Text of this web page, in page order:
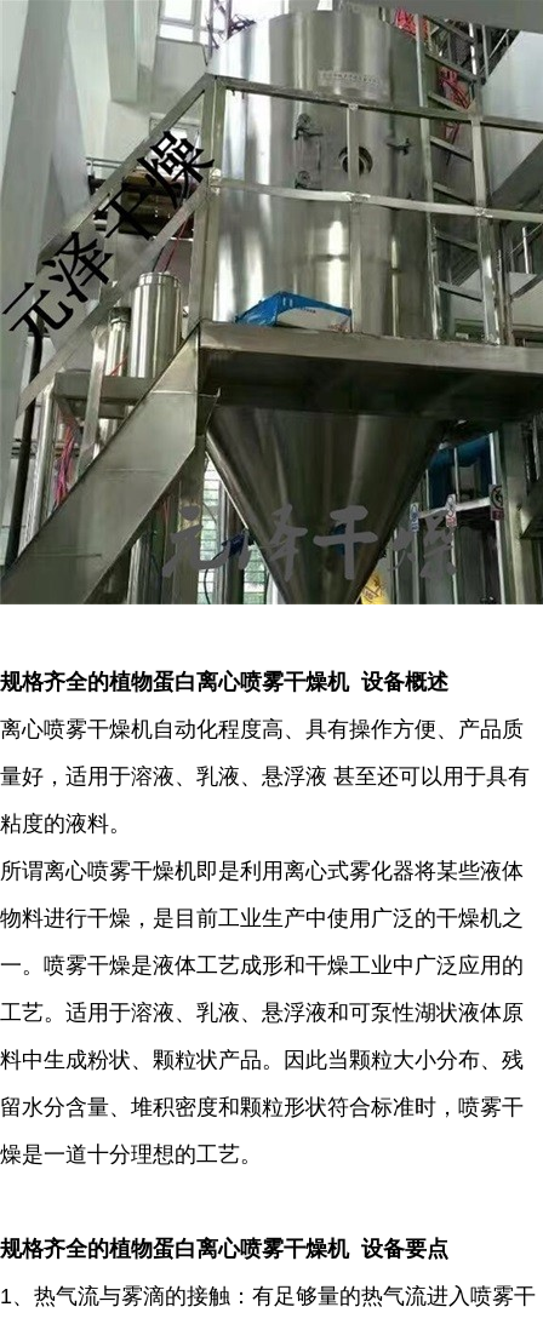
规格齐全的植物蛋白离心喷雾干燥机 设备概述
离心喷雾干燥机自动化程度高、具有操作方便、产品质
量好，适用于溶液、乳液、悬浮液 甚至还可以用于具有
粘度的液料。
所谓离心喷雾干燥机即是利用离心式雾化器将某些液体
物料进行干燥，是目前工业生产中使用广泛的干燥机之
一。喷雾干燥是液体工艺成形和干燥工业中广泛应用的
工艺。适用于溶液、乳液、悬浮液和可泵性湖状液体原
料中生成粉状、颗粒状产品。因此当颗粒大小分布、残
留水分含量、堆积密度和颗粒形状符合标准时，喷雾干
燥是一道十分理想的工艺。
规格齐全的植物蛋白离心喷雾干燥机 设备要点
1、热气流与雾滴的接触：有足够量的热气流进入喷雾干